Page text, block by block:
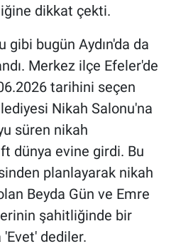
dikkat çekti.
gibi bugün Aydın'da da
Merkez ilçe Efeler'de
tarihini seçen
Nikah Salonu'na
süren nikah
dünya evine girdi. Bu
planlayarak nikah
Beyda Gün ve Emre
şahitliğinde bir
dediler.